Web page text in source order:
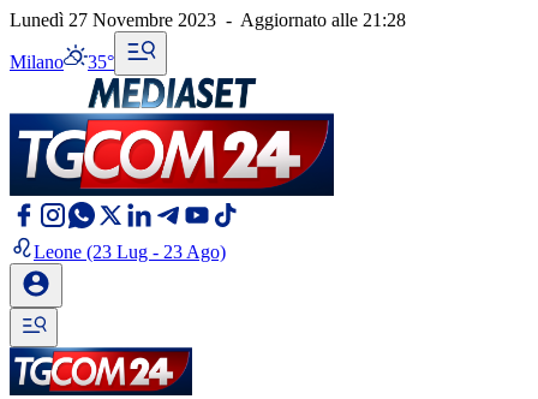
Lunedì 27 Novembre 2023 - Aggiornato alle 21:28
Milano 35°
Leone (23 Lug - 23 Ago)